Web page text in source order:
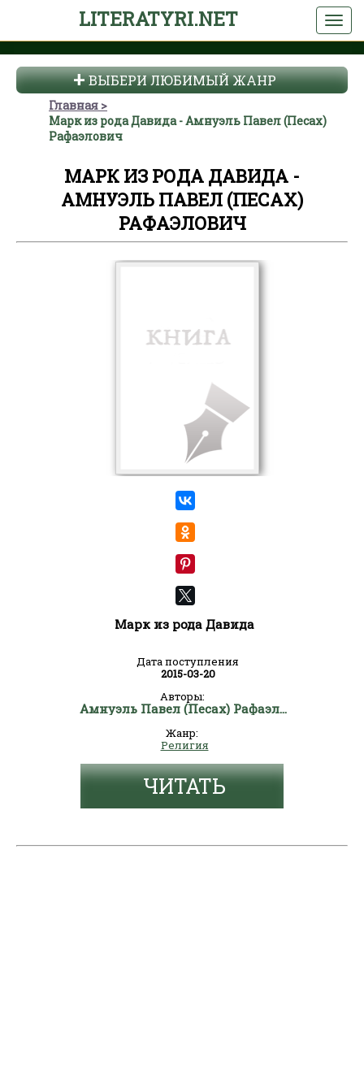
LITERATYRI.NET
ВЫБЕРИ ЛЮБИМЫЙ ЖАНР
Главная
Марк из рода Давида - Амнуэль Павел (Песах)
Рафаэлович
МАРК ИЗ РОДА ДАВИДА -
АМНУЭЛЬ ПАВЕЛ (ПЕСАХ)
РАФАЭЛОВИЧ
Марк из рода Давида
Дата поступления
2015-03-20
Авторы:
Амнуэль Павел (Песах) Рафаэлович
Жанр:
Религия
ЧИТАТЬ